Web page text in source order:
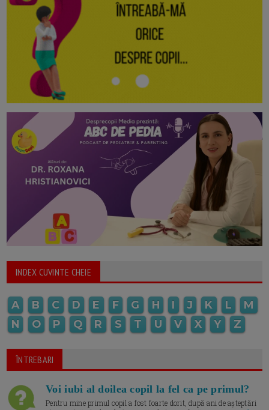
INDEX CUVINTE CHEIE
A B C D E F G H I J K L
M
N
O P Q R S T U V X Y Z
ÎNTREBARI
Voi iubi al doilea copil la fel ca pe primul?
Pentru mine primul copil a fost foarte dorit, după ani de așteptări